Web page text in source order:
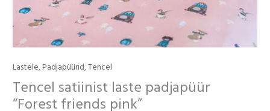
Lastele,Padjapüürid,Tencel
Tencel satiinist laste padjapüür
“Forest friends pink”
Hinnavahemik:
12,00 €
kuni
Tencel
satiinist
laste